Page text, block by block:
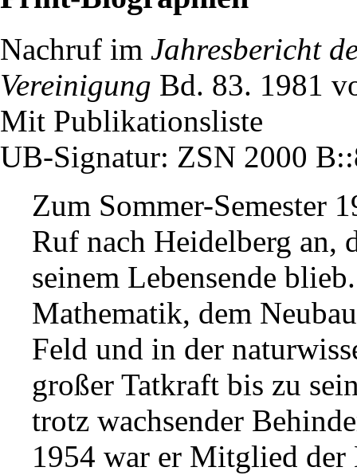
Nachruf im Jahresbericht
Vereinigung Bd. 83. 1981
Mit Publikationsliste
UB-Signatur: ZSN 2000
Zum Sommer-Semester
Ruf nach Heidelberg an,
seinem Lebensende
Mathematik, dem
Feld und in der
großer Tatkraft bis zu
trotz wachsender
1954 war er Mitglied der